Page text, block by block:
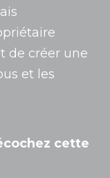
de créer une
et les
cette